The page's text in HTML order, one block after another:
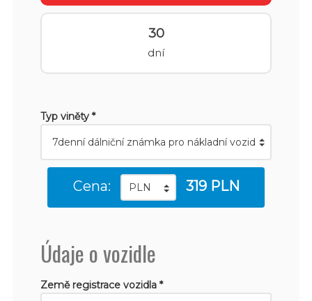
30
dní
Typ viněty *
Cena: 319 PLN
Údaje o vozidle
Země registrace vozidla *